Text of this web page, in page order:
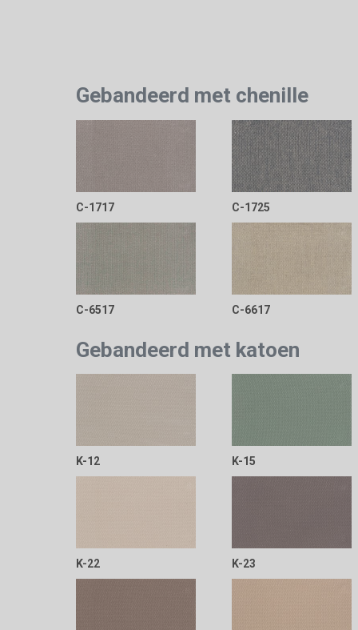
Gebandeerd met chenille
C-1717 C-1725
C-6517 C-6617
Gebandeerd met katoen
K-12 K-15
K-22 K-23